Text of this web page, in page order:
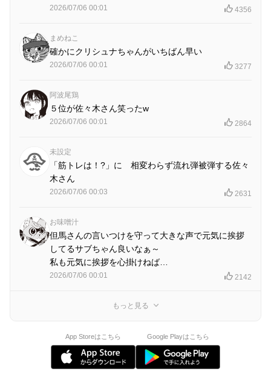
2026/07/06 00:01 4356
まめねこ
確かにクリシュナちゃんがいちばん早い
2026/07/06 00:01 3277
阿波尾鶏
５位が佐々木さん笑ったw
2026/07/06 00:01 2864
未設定
「筋トレは！?」に 相変わらず流れ弾被弾する佐々
木さん
2026/07/06 00:03 2631
お味噌汁
但馬さんの言いつけを守って大きな声で元気に挨拶
してるサブちゃん良いなぁ～
私も元気に挨拶を心掛けねば…
2026/07/06 00:01 2142
もっと見る
App Storeはこちら Google Playはこちら